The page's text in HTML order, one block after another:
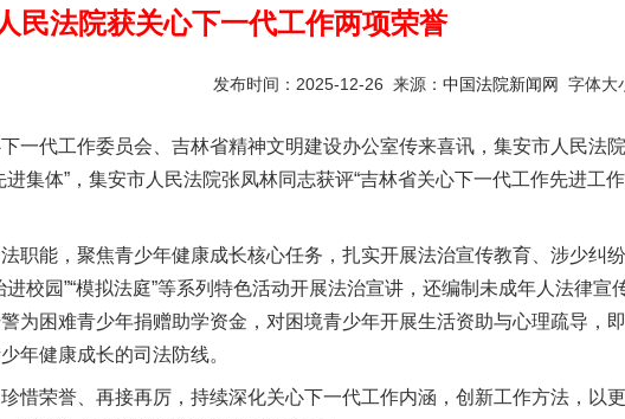
民法院获关心下一代工作两项荣誉
发布时间：2025-12-26 来源： 中国法院新闻网 字体大
一代工作委员会、吉林省精神文明建设办公室传来喜讯，集安市人民法
集体”，集安市人民法院张凤林同志获评“吉林省关心下一代工作先进工
能，聚焦青少年健康成长核心任务，扎实开展法治宣传教育、涉少纠
校园”“模拟法庭”等系列特色活动开展法治宣讲，还编制未成年人法律宣
为困难青少年捐赠助学资金，对困境青少年开展生活资助与心理疏导，
年健康成长的司法防线。
荣誉、再接再厉，持续深化关心下一代工作内涵，创新工作方法，以
一纸欠条伤亲情 巡回调解促和解.. 行业协会接连发